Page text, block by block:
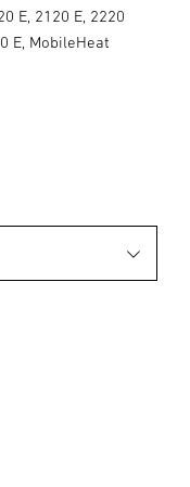
E, 2120 E, 2220
E, MobileHeat